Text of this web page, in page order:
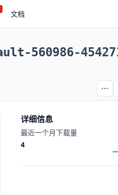
文档
560986-
详细信息
最近一个月下载量
4